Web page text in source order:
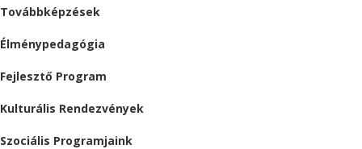
Továbbképzések
Élménypedagógia
Fejlesztő Program
Kulturális Rendezvények
Szociális Programjaink